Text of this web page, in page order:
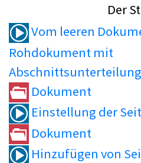
Der
Vom leeren
Rohdokument mit
Dokument
Einstellung der
Dokument
Hinzufügen von